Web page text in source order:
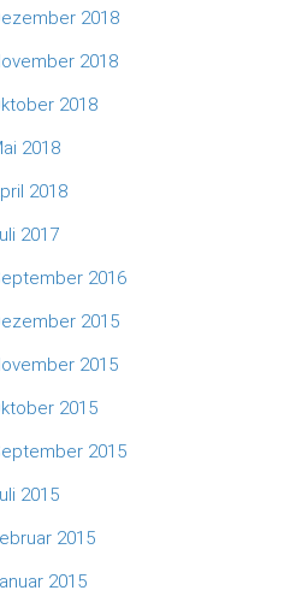
2018
2018
2018
2018
2018
2017
2016
2015
2015
2015
2015
2015
2015
2015